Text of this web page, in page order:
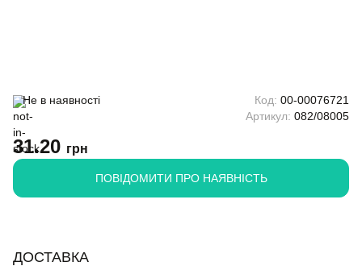
Не в наявності Код: 00-00076721
Артикул: 082/08005
31.20 грн
ПОВІДОМИТИ ПРО НАЯВНІСТЬ
ДОСТАВКА